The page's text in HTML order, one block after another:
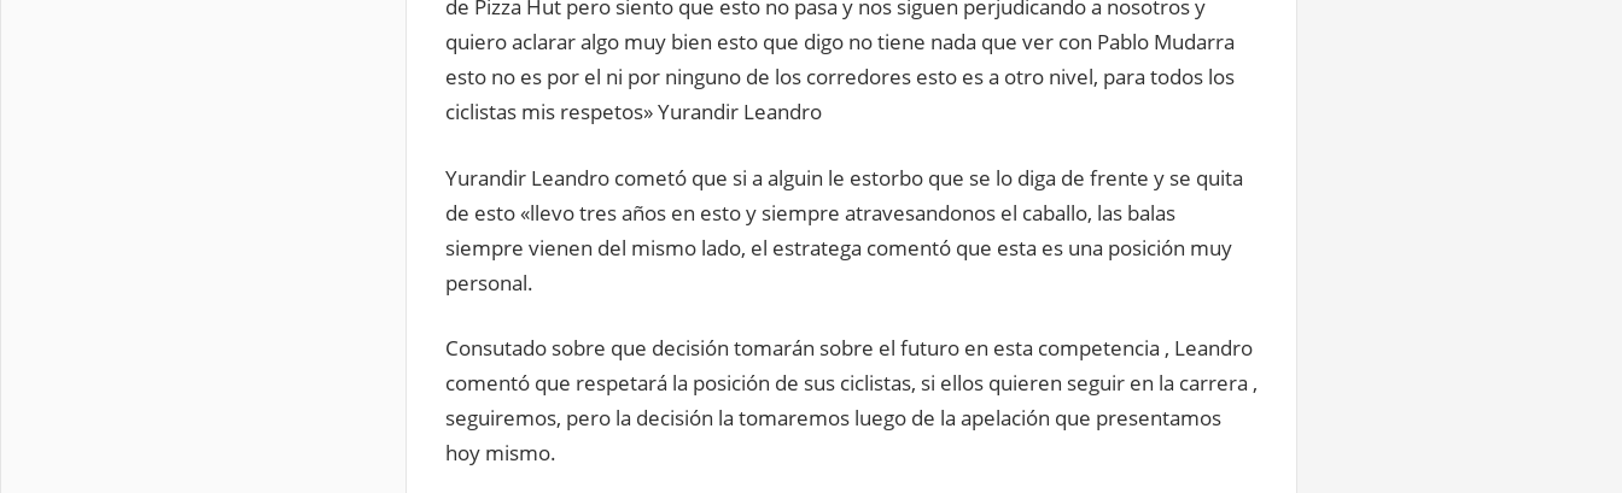
de Pizza Hut pero siento que esto no pasa y nos siguen perjudicando a nosotros y
quiero aclarar algo muy bien esto que digo no tiene nada que ver con Pablo Mudarra
esto no es por el ni por ninguno de los corredores esto es a otro nivel, para todos los
ciclistas mis respetos» Yurandir Leandro
Yurandir Leandro cometó que si a alguin le estorbo que se lo diga de frente y se quita
de esto «llevo tres años en esto y siempre atravesandonos el caballo, las balas
siempre vienen del mismo lado, el estratega comentó que esta es una posición muy
personal.
Consutado sobre que decisión tomarán sobre el futuro en esta competencia , Leandro
comentó que respetará la posición de sus ciclistas, si ellos quieren seguir en la carrera ,
seguiremos, pero la decisión la tomaremos luego de la apelación que presentamos
hoy mismo.